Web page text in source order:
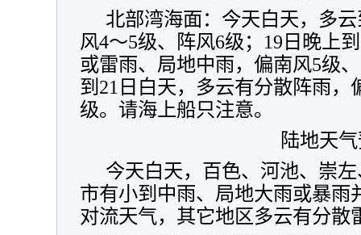
北部湾海面：今天白天，多
风4～5级、阵风6级；19日晚上
或雷雨、局地中雨，偏南风5级
到21日白天，多云有分散阵雨，
级。请海上船只注意。
陆地天
今天白天，百色、河池、崇
市有小到中雨、局地大雨或暴雨
对流天气，其它地区多云有分散